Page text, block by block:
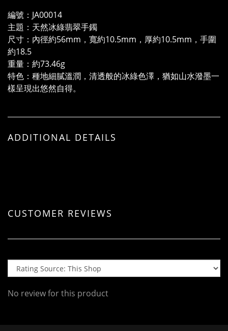
編號：JA00014
主題：天然冰綠翡翠手鐲
尺寸：內徑約56mm，寬約10.5mm，厚約10.5mm，手圍
約18.5
重量：約73.46g
特色：種地細膩溫潤，清透般的冰綠色澤，猶如山水潑墨一
樣呈現出悠然自得。
ADDITIONAL DETAILS
CUSTOMER REVIEWS
No review for this product